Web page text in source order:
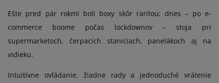
Ešte pred pár rokmi boli boxy skôr raritou; dnes – po e-
commerce boome počas lockdownov – stoja pri
supermarketoch, čerpacích staniciach, panelákoch aj na
vidieku.
Intuitívne ovládanie, žiadne rady a jednoduché vrátenie